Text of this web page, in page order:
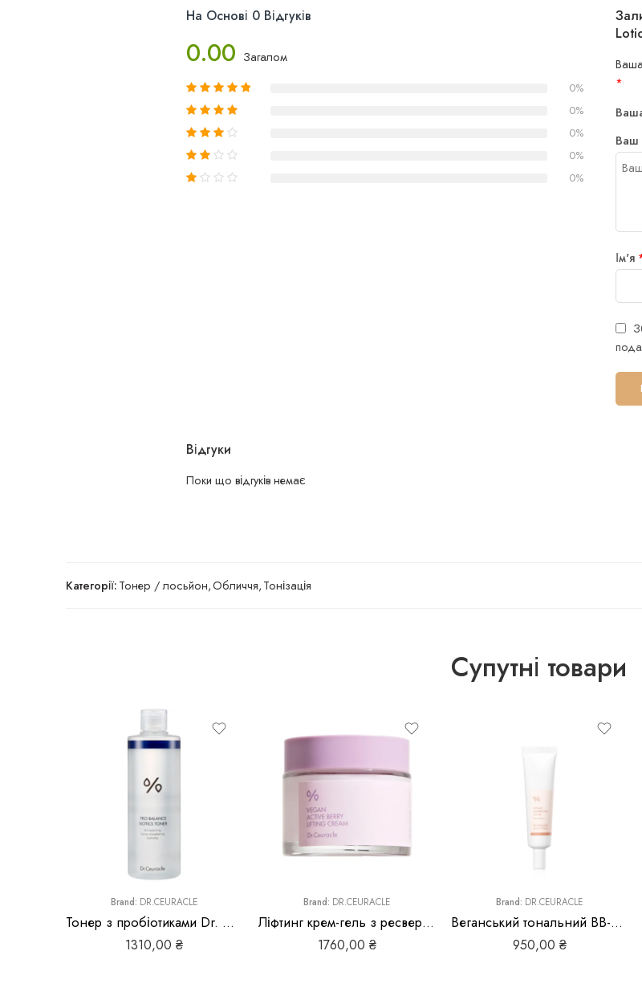
На Основі 0 Відгуків
0.00 Загалом
0%
0%
0%
0%
0%
*
Ваш
Ім'я
Відгуки
Поки що відгуків немає
Категорії:Тонер / лосьйон,Обличчя,Тонізація
Супутні товари
Brand: DR.CEURACLE
Тонер з пробіотиками Dr. Ceuracle Pro Balance Biotics Toner
1310,00 ₴
Brand: DR.CEURACLE
Ліфтинг крем-гель з ресвератролом та екстрактом журавлини Dr.Ceuracle Vegan Active Berry Lifting Cream
1760,00 ₴
Brand: DR.CEURACLE
Веганський тональний ВВ-крем з екстрактом комбучі Dr.Ceuracle Vegan Kombucha Tea BB Cream SPF 30/PA++
950,00 ₴